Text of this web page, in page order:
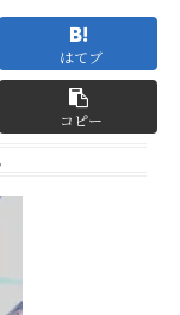
はてブ
コピー